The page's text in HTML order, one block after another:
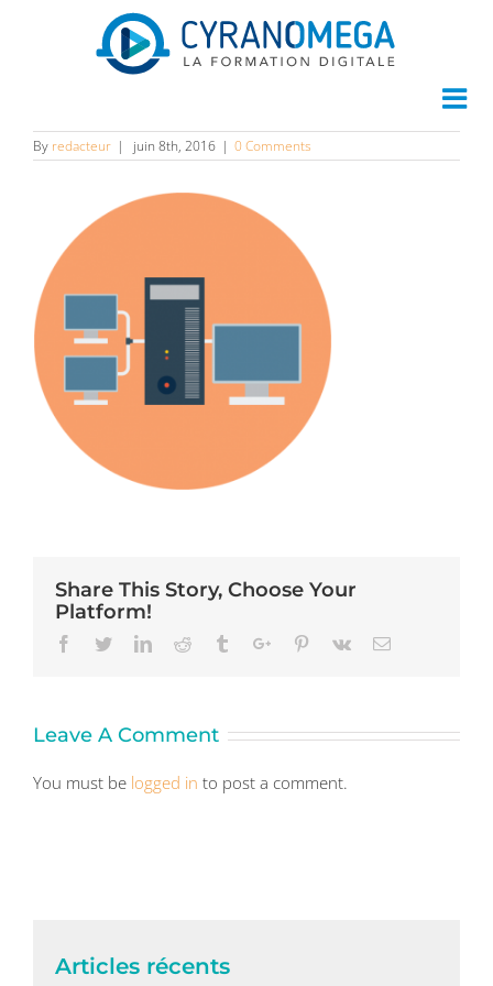
By redacteur | juin 8th, 2016 | 0 Comments
Share This Story, Choose Your
Platform!
Facebook
TwitterLinkedinReddit TumblrGoogle+Pinterest
Vk Email
Leave A Comment
You must be logged in to post a comment.
Articles récents